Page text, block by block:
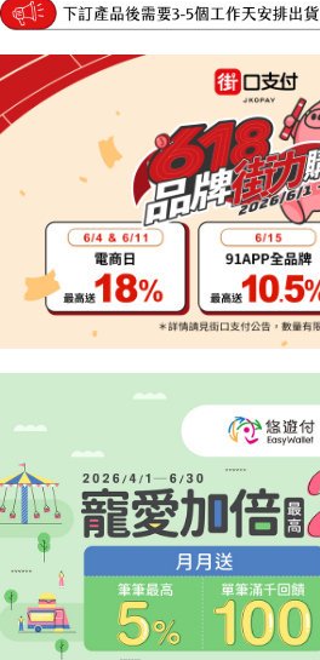
成交易。
4.訂單成立30分鐘內，如未前往確認交易或
消。如遇「轉專審核」未通過狀況，表示未
法說明評估內容。
1.分期款項不併入電信帳單，「大哥付你分
醒簡訊。
2.透過簡訊連結打開帳單後，可選擇「超商
帳／街口支付／iPASS MONEY」等通路繳費
【注意事項】
1.本服務係由「台灣大哥大股份有限公司」（
用戶於交易時，得透過本服務購買商品或服
買賣價金債權讓與本公司後，依約使用本公
2.基於同意付款使用「大哥付你分期」之契
資料（包含姓名、電話或地址）提供予台灣
由本公司與您本人進行分期帳單所需資料之
3.完整用戶服務條款，請詳閱以下連結：
【關於「AFTEE先享後付」】
AFTEE先享後付是「在收到商品之後才付款
便利好安心！
１．簡單：不需註冊會員、不需綁卡、不需儲
２．便利：只要手機號碼，簡訊認證，即可
３．安心：先確認商品／服務後，再付款。
【「AFTEE先享後付」結帳流程】
１．於結帳方式選擇「AFTEE先享後付」後
結帳頁面，進行簡訊認證並確認金額後，即
２．訂單成立數日內，您將收到繳費通知簡
３．收到繳費通知簡訊後14天內，點擊此簡
ATM／網路銀行／等多元方式進行付款，方
※ 請注意：結帳手續完成當下不需立刻繳費
購買商品的店家。未經商家同意取消之訂單
後付繳納相關費用。
https://
１．透過由恩沛科技股份有限公司提供之「
易，需依本服務之必要範圍內提供個人資料
權轉讓予恩沛科技股份有限公司。
２．關於個人資料處理事宜，請瀏覽以下網
https://aftee.tw/terms/#terms3
３．未成年的使用者請事先徵得法定代理人
「AFTEE先享後付」，若未經同意申辦者引
任。
４．使用「AFTEE先享後付」時，將依據個
ATM付款
運送方式
每筆NT$95，滿NT$1,800(含以上)免運